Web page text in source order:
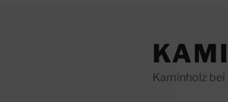
Kaminholz